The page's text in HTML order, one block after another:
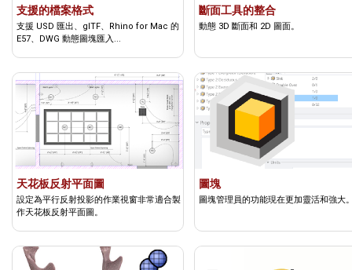
支援的檔案格式
支援 USD 匯出、glTF、Rhino for Mac 的
E57、DWG 動態圖塊匯入...
斷面工具的整合
動態 3D 斷面和 2D 圖面。
天花板反射平面圖
設定為平行反射投影的作業視窗非常適合製
作天花板反射平面圖。
圖塊
圖塊管理員的功能現在更加靈活和強大